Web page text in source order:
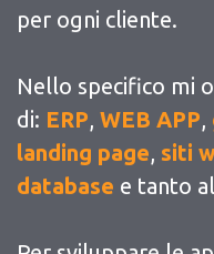
per ogni cliente.
Nello specifico mi
di: ERP, WEB APP,
landing page, siti
database e tanto